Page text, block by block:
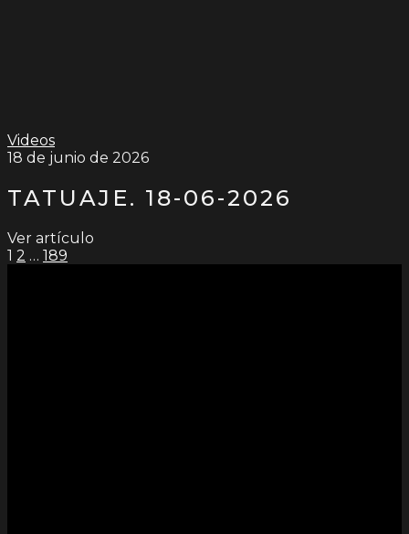
Videos
18 de junio de 2026
TATUAJE. 18-06-2026
Ver artículo
PAGINACIÓN
1 2 … 189